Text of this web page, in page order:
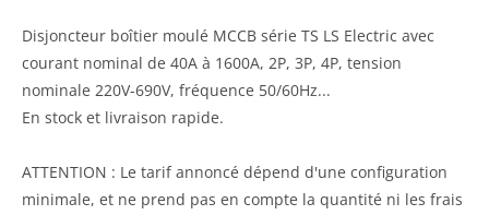
Disjoncteur boîtier moulé MCCB série TS LS Electric avec
courant nominal de 40A à 1600A, 2P, 3P, 4P, tension
nominale 220V-690V, fréquence 50/60Hz...
En stock et livraison rapide.
ATTENTION : Le tarif annoncé dépend d'une configuration
minimale, et ne prend pas en compte la quantité ni les frais